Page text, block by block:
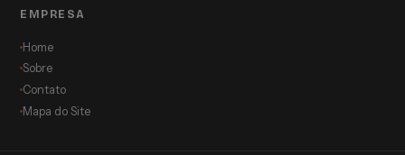
EMPRESA
Home
Sobre
Contato
Mapa do Site